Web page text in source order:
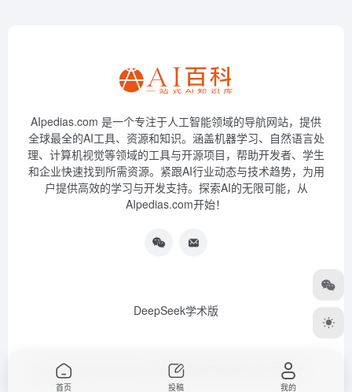
AIpedias.com 是一个专注于人工智能领域的导航网站，提供
全球最全的AI工具、资源和知识。涵盖机器学习、自然语言处
理、计算机视觉等领域的工具与开源项目，帮助开发者、学生
和企业快速找到所需资源。紧跟AI行业动态与技术趋势，为用
户提供高效的学习与开发支持。探索AI的无限可能，从
AIpedias.com开始！
DeepSeek学术版
Copyright © 2026 AIPedias｜AI导航网 浙ICP备2023026385号-3
首页 投稿 我的